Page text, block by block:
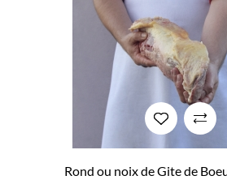
Rond ou noix de Gite de